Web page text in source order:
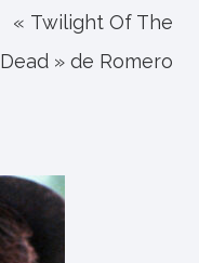
« Twilight Of The
Dead » de Romero